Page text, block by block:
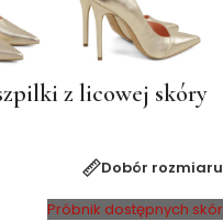
z licowej skóry
Dobór rozmiaru
Próbnik dostępnych skór